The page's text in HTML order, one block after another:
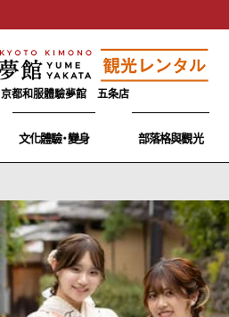
京都和服體驗夢館 五条店
文化體驗・變身 部落格與觀光